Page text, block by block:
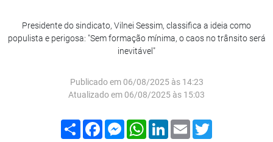
Presidente do sindicato, Vilnei Sessim, classifica a ideia como
populista e perigosa: "Sem formação mínima, o caos no trânsito será
inevitável"
Publicado em 06/08/2025 às 14:23
Atualizado em 06/08/2025 às 15:03
Compartilhar
FacebookMessenger
WhatsApp
LinkedIn
Email